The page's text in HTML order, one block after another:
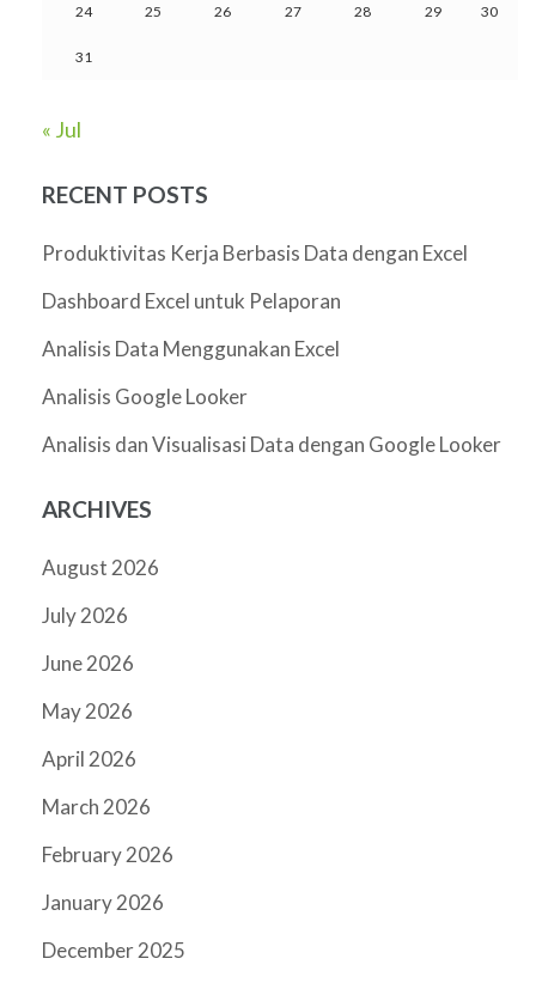
24 25 26 27 28 29 30
31
« Jul
RECENT POSTS
Produktivitas Kerja Berbasis Data dengan Excel
Dashboard Excel untuk Pelaporan
Analisis Data Menggunakan Excel
Analisis Google Looker
Analisis dan Visualisasi Data dengan Google Looker
ARCHIVES
August 2026
July 2026
June 2026
May 2026
April 2026
March 2026
February 2026
January 2026
December 2025